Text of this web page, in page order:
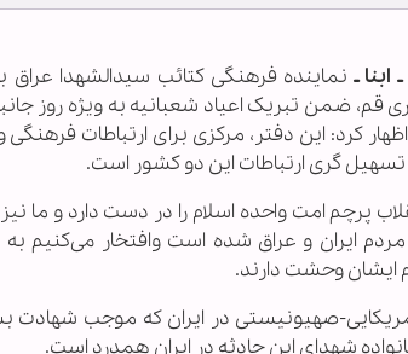
ـ نماینده فرهنگی کتائب سیدالشهدا عراق
ضمن تبریک اعیاد شعبانیه به ویژه روز
کرد: این دفتر، مرکزی برای ارتباطات
تسهیل گری ارتباطات این دو کشور است.
پرچم امت واحده اسلام را در دست دارد و ما
ایران و عراق شده است وافتخار می‌کنیم به
ایشان وحشت دارند.
صهیونیستی در ایران که موجب شهادت
شهدای این حادثه در ایران همدرد است.